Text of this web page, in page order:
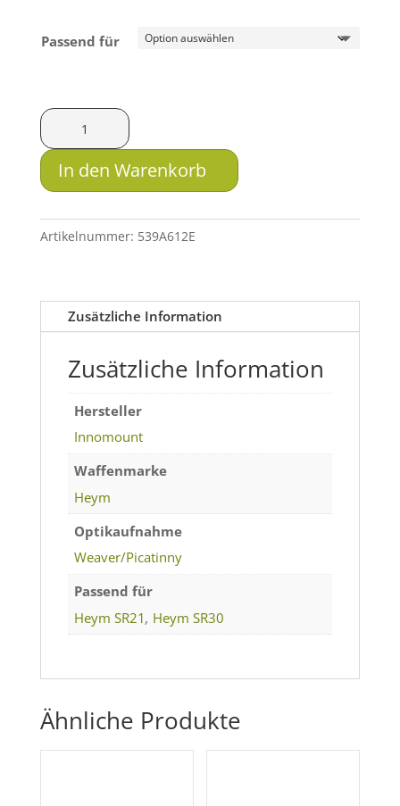
Passend für
Innomount
Picatinnyrail
-
Heym
In den Warenkorb
Artikelnummer: 539A612E
Zusätzliche Information
Zusätzliche Information
Hersteller
Innomount
Waffenmarke
Heym
Optikaufnahme
Weaver/Picatinny
Passend für
Heym SR21, Heym SR30
Ähnliche Produkte